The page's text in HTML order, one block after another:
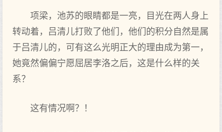
项梁，池苏的眼睛都是一亮，目光在两人身上
转动着，吕清儿打败了他们，他们的积分自然是属
于吕清儿的，可有这么光明正大的理由成为第一，
她竟然偏偏宁愿屈居李洛之后，这是什么样的关
系？
这有情况啊？！